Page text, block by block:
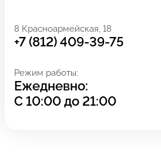
8 Красноармейская, 18
+7 (812) 409-39-75
Режим работы:
Ежедневно:
С10:00до 21:00
Задать вопрос
Оставьте свой